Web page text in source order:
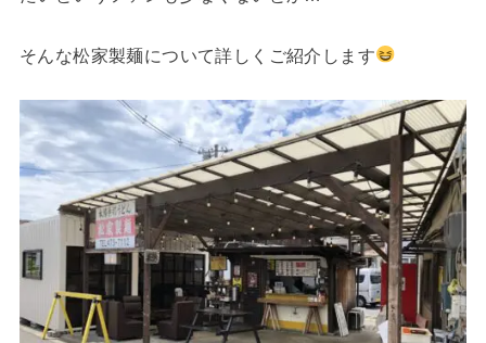
そんな松家製麺について詳しくご紹介します